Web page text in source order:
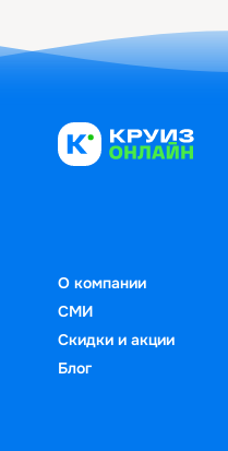
О компании
СМИ
Скидки и акции
Блог